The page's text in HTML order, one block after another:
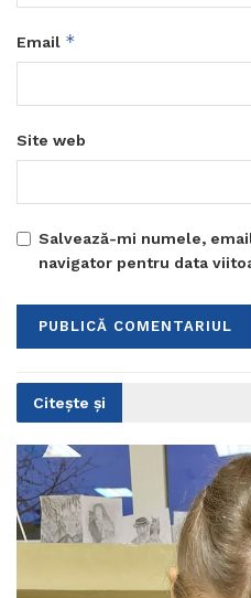
Email *
Site web
Salvează-mi numele,
navigator pentru data
Citește și